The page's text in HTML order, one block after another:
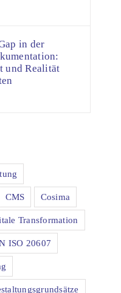
in der
und Realität
CMS Cosima
Transformation
ISO 20607